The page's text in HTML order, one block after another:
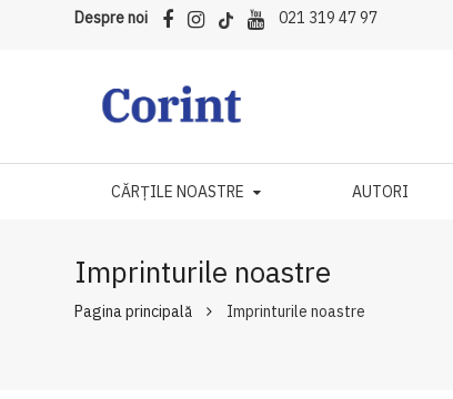
Despre noi 021 319 47 97
CĂRȚILE NOASTRE AUTORI
Imprinturile noastre
Pagina principală Imprinturile noastre